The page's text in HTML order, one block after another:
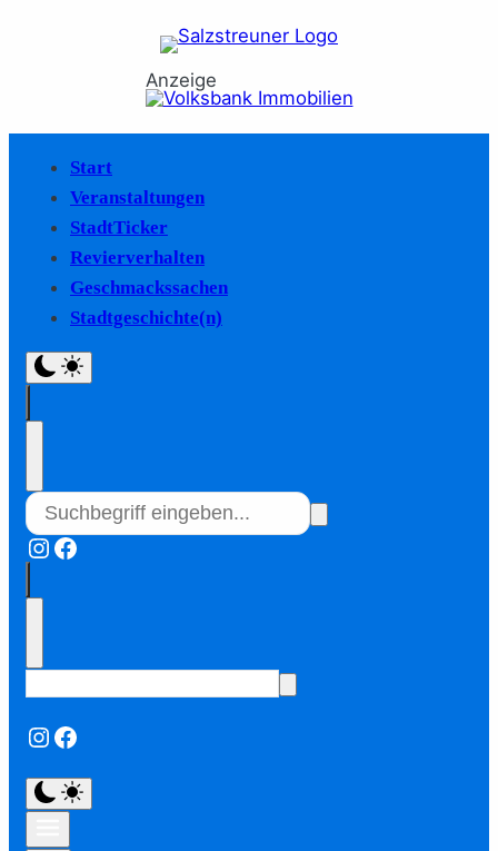
Anzeige
Start
Veranstaltungen
StadtTicker
Revierverhalten
Geschmackssachen
Stadtgeschichte(n)
Instagram
Facebook
Instagram
Facebook